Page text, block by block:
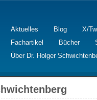
Aktuelles Blog X/
Fachartikel
Bücher
Über Dr. Holger